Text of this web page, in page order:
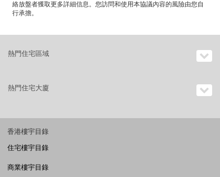
絡放盤者獲取更多詳細信息。您訪問和使用本協議內容的風險由您自
行承擔。
熱門住宅區域
熱門住宅大廈
香港樓宇目錄
住宅樓宇目錄
商業樓宇目錄